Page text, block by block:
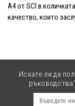
A4 от SCI в
качество, които
Искате ли да